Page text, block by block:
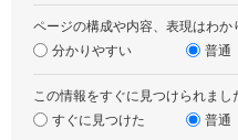
ページの構成や内容、表現はわか
分かりやすい
普通
この情報をすぐに見つけられまし
すぐに見つけた
普通